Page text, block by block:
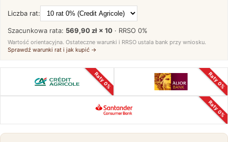
Liczba rat:
Szacunkowa rata: 569,90 zł × 10 · RRSO 0%
Wartość orientacyjna. Ostateczne warunki i RRSO ustala bank przy wniosku.
Sprawdź warunki rat i jak kupić →
Raty 0%
Raty 0%
Raty 0%